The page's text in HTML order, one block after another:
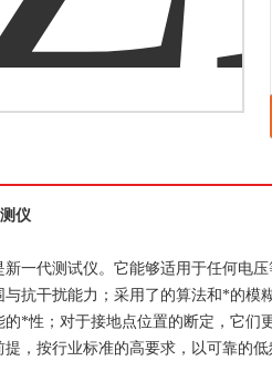
仪
一代测试仪。它能够适用于任何电
抗干扰能力；采用了的算法和*的
*性；对于接地点位置的断定，它们
，按行业标准的高要求，以可靠的